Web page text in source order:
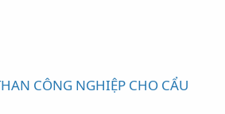
CÔNG NGHIỆP CHO CẨU